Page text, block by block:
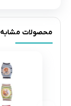
محصولات مشابه